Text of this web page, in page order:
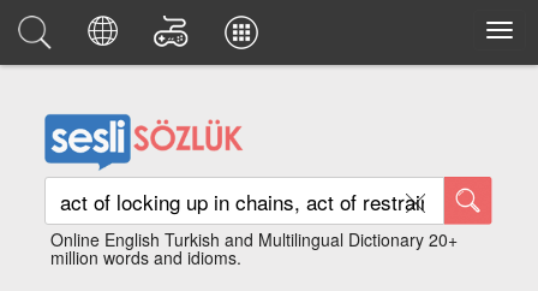
Online English Turkish and Multilingual Dictionary 20+
million words and idioms.